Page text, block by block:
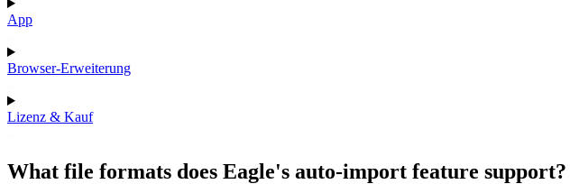
App
Browser-Erweiterung
Lizenz & Kauf
What file formats does Eagle's auto-import feature support?